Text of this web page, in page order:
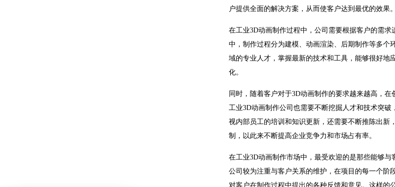
户提供全面的解决方案，从而使客户达到最优的效果。
在工业3D动画制作过程中，公司需要根据客户的需
中，制作过程分为建模、动画渲染、后期制作等多个
域的专业人才，掌握最新的技术和工具，能够很好
化。
同时，随着客户对于3D动画制作的要求越来越高，
工业3D动画制作公司也需要不断挖掘人才和技术突
视内部员工的培训和知识更新，还需要不断推陈出
制，以此来不断提高企业竞争力和市场占有率。
在工业3D动画制作市场中，最受欢迎的是那些能够
公司较为注重与客户关系的维护，在项目的每一个
对客户在制作过程中提出的各种反馈和意见。这样的